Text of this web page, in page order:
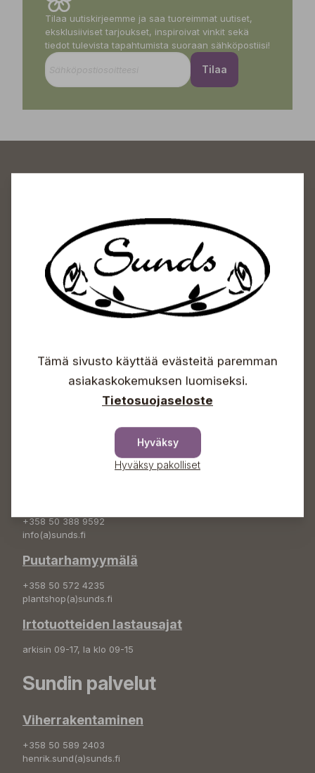
Tilaa uutiskirjeemme ja saa tuoreimmat uutiset,
eksklusiiviset tarjoukset, inspiroivat vinkit sekä
tiedot tulevista tapahtumista suoraan sähköpostiisi!
Tilaa
Sundin Puutarhakeskus
Avoinna
Arkisin 09-18
Lauantaisin 09-16
Info & vaihde
+358 50 388 9592
+358 50 388 9592
info(a)sunds.fi
Puutarhamyymälä
+358 50 572 4235
plantshop(a)sunds.fi
Irtotuotteiden lastausajat
arkisin 09-17, la klo 09-15
Sundin palvelut
Viherrakentaminen
+358 50 589 2403
henrik.sund(a)sunds.fi
Tämä sivusto käyttää evästeitä paremman
asiakaskokemuksen luomiseksi.
Tietosuojaseloste
Hyväksy
Hyväksy pakolliset